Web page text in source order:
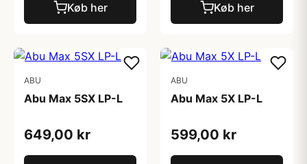
Køb her Køb her
ABU
Abu Max 5SX LP-L
649,00 kr
ABU
Abu Max 5X LP-L
599,00 kr